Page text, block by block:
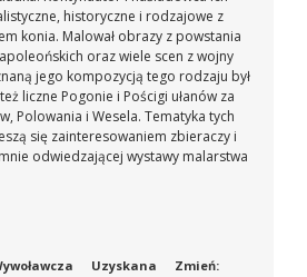
historyczne i rodzajowe z
konia. Malował obrazy z powstania
oraz wiele scen z wojny
jego kompozycją tego rodzaju był
liczne Pogonie i Pościgi ułanów za
Polowania i Wesela. Tematyka tych
się zainteresowaniem zbieraczy i
odwiedzającej wystawy malarstwa
Uzyskana Zmień: